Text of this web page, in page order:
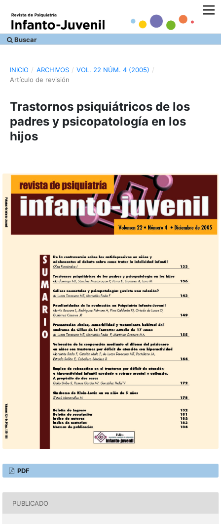
Buscar
INICIO / ARCHIVOS / VOL. 22 NÚM. 4 (2005) /
Artículo de revisión
Trastornos psiquiátricos de los
padres y psicopatología en los
hijos
PDF
PUBLICADO